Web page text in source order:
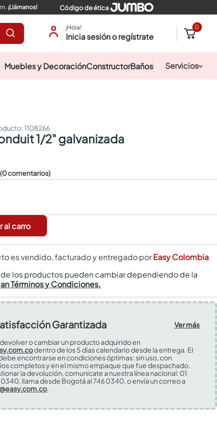
¡Llámanos! Código de ética
¡Hola!
Inicia sesión o regístrate
0
Muebles y DecoraciónConstructorBaños Servicios
:1108266
1/2" galvanizada
(0 comentarios)
al carro
es vendido, facturado y entregado porEasy Colombia
los productos pueden cambiar dependiendo de la
Términos y Condiciones.
Garantizada
Ver más
o cambiar un producto adquirido en
dentro de los 5 días calendario desde la entrega. El
encontrarse en condiciones óptimas: sin uso, con
completos y en el mismo empaque que fue despachado.
la devolución, comunícate a nuestra línea nacional: 01
llama desde Bogotá al 746 0340, o envía un correo a
.